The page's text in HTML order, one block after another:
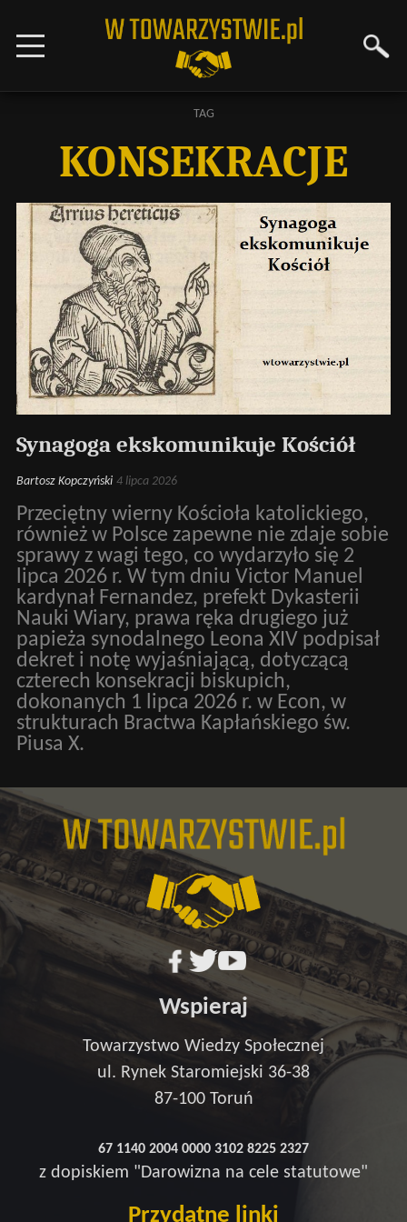
TAG
KONSEKRACJE
Synagoga ekskomunikuje Kościół
Bartosz Kopczyński 4 lipca 2026
Przeciętny wierny Kościoła katolickiego,
również w Polsce zapewne nie zdaje sobie
sprawy z wagi tego, co wydarzyło się 2
lipca 2026 r. W tym dniu Victor Manuel
kardynał Fernandez, prefekt Dykasterii
Nauki Wiary, prawa ręka drugiego już
papieża synodalnego Leona XIV podpisał
dekret i notę wyjaśniającą, dotyczącą
czterech konsekracji biskupich,
dokonanych 1 lipca 2026 r. w Econ, w
strukturach Bractwa Kapłańskiego św.
Piusa X.
Wspieraj
Towarzystwo Wiedzy Społecznej
ul. Rynek Staromiejski 36-38
87-100 Toruń
67 1140 2004 0000 3102 8225 2327
z dopiskiem "Darowizna na cele statutowe"
Przydatne linki